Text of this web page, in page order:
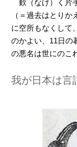
歎（なげ）く片
（＝過去はとり
に空所もなくして
のかよい、11日の
の悪名は世にのこ
我が日本は言